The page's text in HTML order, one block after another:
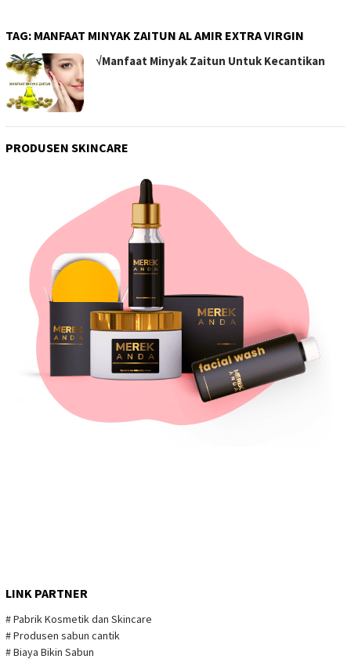
TAG: MANFAAT MINYAK ZAITUN AL AMIR EXTRA VIRGIN
√Manfaat Minyak Zaitun Untuk Kecantikan
PRODUSEN SKINCARE
LINK PARTNER
# Pabrik Kosmetik dan Skincare
# Produsen sabun cantik
# Biaya Bikin Sabun